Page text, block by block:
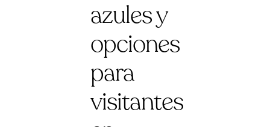
azules y
opciones
para
visitantes